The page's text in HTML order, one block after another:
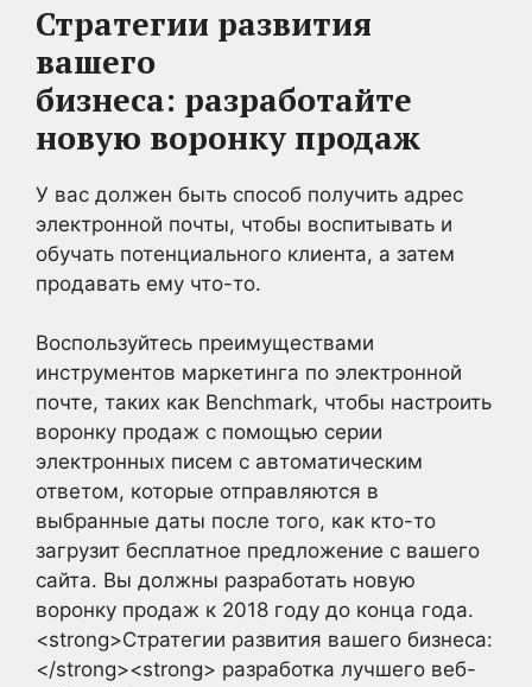
Стратегии развития
вашего
бизнеса: разработайте
новую воронку продаж
У вас должен быть способ получить адрес
электронной почты, чтобы воспитывать и
обучать потенциального клиента, а затем
продавать ему что-то.
Воспользуйтесь преимуществами
инструментов маркетинга по электронной
почте, таких как Benchmark, чтобы настроить
воронку продаж с помощью серии
электронных писем с автоматическим
ответом, которые отправляются в
выбранные даты после того, как кто-то
загрузит бесплатное предложение с вашего
сайта. Вы должны разработать новую
воронку продаж к 2018 году до конца года.
<strong>Стратегии развития вашего бизнеса:
</strong><strong> разработка лучшего веб-